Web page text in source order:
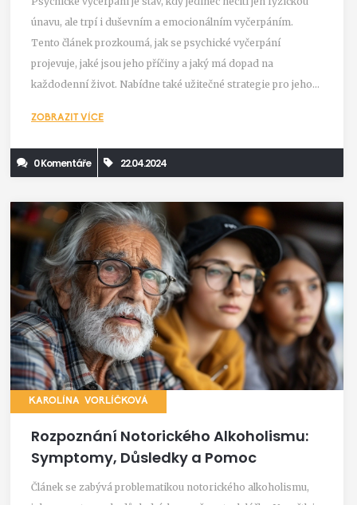
únavu, ale trpí i duševním a emocionálním vyčerpáním.
Tento článek prozkoumá, jak se psychické vyčerpání
projevuje, jaké jsou jeho příčiny a jaký má dopad na
každodenní život. Nabídne také užitečné strategie pro jeho
pomoci vyhnout se tomuto stavu.
ZOBRAZIT VÍCE
0 Komentáře 22.04.2024
KAROLÍNA VORLÍČKOVÁ
Rozpoznání Notorického Alkoholismu:
Symptomy, Důsledky a Pomoc
Článek se zabývá problematikou notorického alkoholismu,